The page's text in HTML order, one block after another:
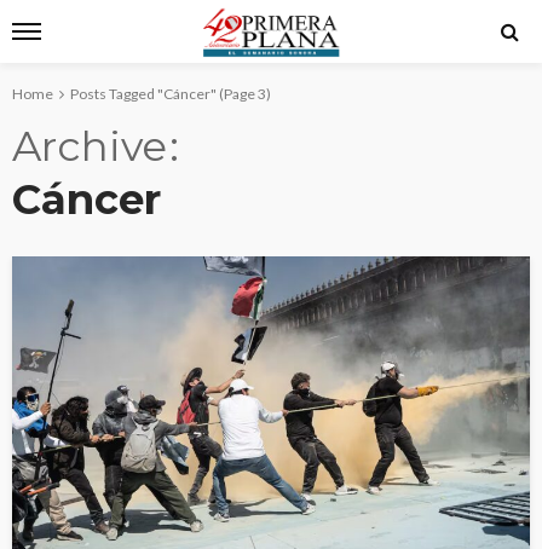
Home Posts Tagged "Cáncer" (Page 3)
Archive
Cáncer